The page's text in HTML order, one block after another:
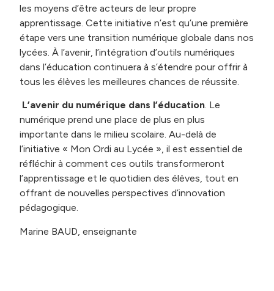
les moyens d’être acteurs de leur propre
apprentissage. Cette initiative n’est qu’une première
étape vers une transition numérique globale dans nos
lycées. À l’avenir, l’intégration d’outils numériques
dans l’éducation continuera à s’étendre pour offrir à
tous les élèves les meilleures chances de réussite.
L’avenir du numérique dans l’éducation. Le
numérique prend une place de plus en plus
importante dans le milieu scolaire. Au-delà de
l’initiative « Mon Ordi au Lycée », il est essentiel de
réfléchir à comment ces outils transformeront
l’apprentissage et le quotidien des élèves, tout en
offrant de nouvelles perspectives d’innovation
pédagogique.
Marine BAUD, enseignante